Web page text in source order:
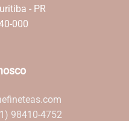
- PR
000
98410-4752